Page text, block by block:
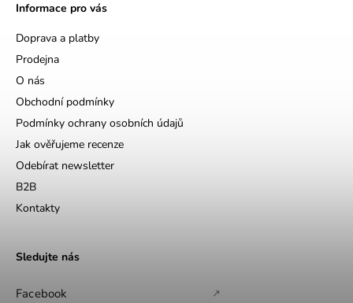
Informace pro vás
Doprava a platby
Prodejna
O nás
Obchodní podmínky
Podmínky ochrany osobních údajů
Jak ověřujeme recenze
Odebírat newsletter
B2B
Kontakty
Sledujte nás
Facebook ↗